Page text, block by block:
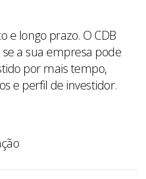
e longo prazo. O CDB
a sua empresa pode
por mais tempo,
e perfil de investidor.